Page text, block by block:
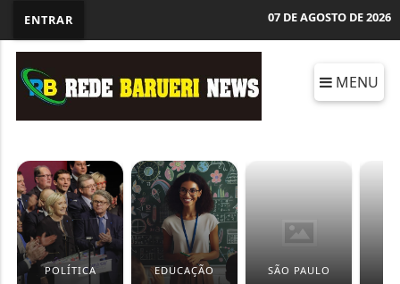
ENTRAR 07 DE AGOSTO DE 2026
MENU
POLÍTICA EDUCAÇÃO SÃO PAULO